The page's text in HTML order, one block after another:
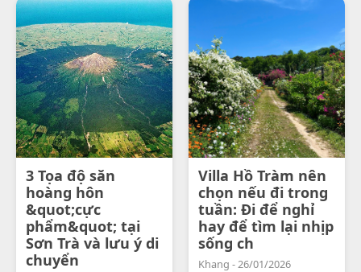
3 Tọa độ săn
hoàng hôn
&quot;cực
phẩm&quot; tại
Sơn Trà và lưu ý di
chuyển
Villa Hồ Tràm nên
chọn nếu đi trong
tuần: Đi để nghỉ
hay để tìm lại nhịp
sống ch
Khang - 26/01/2026